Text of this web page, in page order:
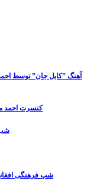
آهنگ ”کابل جان” توسط
کنسرت احمد
شب
شب فرهنگی